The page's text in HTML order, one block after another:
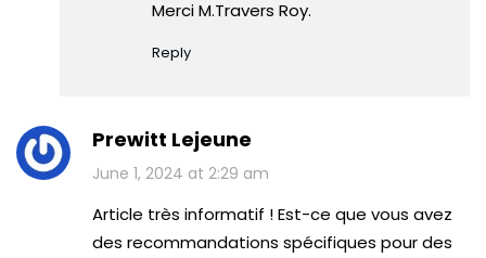
Merci M.Travers Roy.
Reply
Prewitt Lejeune
June 1, 2024 at 2:29 am
Article très informatif ! Est-ce que vous avez
des recommandations spécifiques pour des